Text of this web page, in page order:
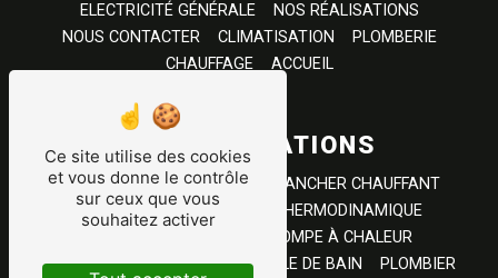
ELECTRICITÉ GÉNÉRALE
NOS RÉALISATIONS
NOUS CONTACTER
CLIMATISATION
PLOMBERIE
CHAUFFAGE
ACCUEIL
NOS PRESTATIONS
CHAUFFAGE PLOMBERIE
PLANCHER CHAUFFANT
CLIMATISATION
BALLON THERMODINAMIQUE
POMPE À CHALEUR
ELÉCTRICIEN
SANITAIRE SALLE DE BAIN PLOMBIER
Ce site utilise des cookies
et vous donne le contrôle
sur ceux que vous
souhaitez activer